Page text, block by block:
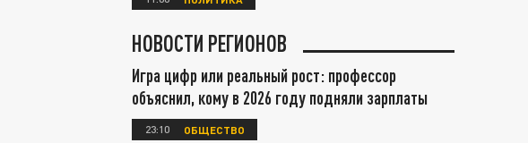
НОВОСТИ РЕГИОНОВ
Игра цифр или реальный рост: профессор
объяснил, кому в 2026 году подняли зарплаты
23:10 ОБЩЕСТВО